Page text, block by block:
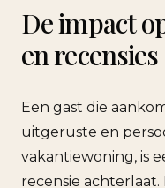
De impact
en recensies
Een gast die
uitgeruste en
vakantiewoning, is
recensie